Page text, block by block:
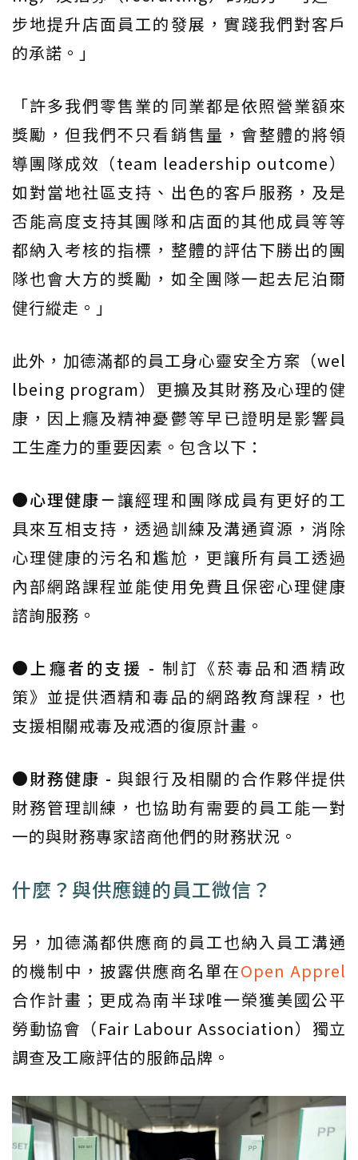
步地提升店面員工的發展，實踐我們對客戶
的承諾。」
「許多我們零售業的同業都是依照營業額來
獎勵，但我們不只看銷售量，會整體的將領
導團隊成效（team leadership outcome）
如對當地社區支持、出色的客戶服務，及是
否能高度支持其團隊和店面的其他成員等等
都納入考核的指標，整體的評估下勝出的團
隊也會大方的獎勵，如全團隊一起去尼泊爾
健行縱走。」
此外，加德滿都的員工身心靈安全方案（wel
lbeing program）更擴及其財務及心理的健
康，因上癮及精神憂鬱等早已證明是影響員
工生產力的重要因素。包含以下：
●心理健康－讓經理和團隊成員有更好的工
具來互相支持，透過訓練及溝通資源，消除
心理健康的污名和尷尬，更讓所有員工透過
內部網路課程並能使用免費且保密心理健康
諮詢服務。
●上癮者的支援 - 制訂《菸毒品和酒精政
策》並提供酒精和毒品的網路教育課程，也
支援相關戒毒及戒酒的復原計畫。
●財務健康 -與銀行及相關的合作夥伴提供
財務管理訓練，也協助有需要的員工能一對
一的與財務專家諮商他們的財務狀況。
什麼？與供應鏈的員工微信？
另，加德滿都供應商的員工也納入員工溝通
的機制中，披露供應商名單在Open Apprel
合作計畫；更成為南半球唯一榮獲美國公平
勞動協會（Fair Labour Association）獨立
調查及工廠評估的服飾品牌。